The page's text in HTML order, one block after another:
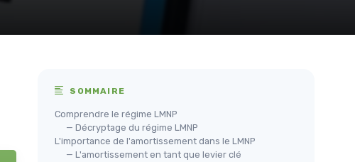
SOMMAIRE
Comprendre le régime LMNP
— Décryptage du régime LMNP
L'importance de l'amortissement dans le LMNP
— L'amortissement en tant que levier clé